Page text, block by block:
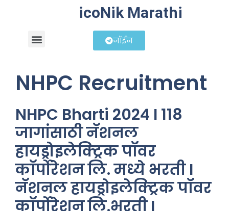
icoNik Marathi
जॉईन
NHPC Recruitment
NHPC Bharti 2024 I 118
जागांसाठी नॅशनल
हायड्रोइलेक्ट्रिक पॉवर
कॉर्पोरेशन लि. मध्ये भरती I
नॅशनल हायड्रोइलेक्ट्रिक पॉवर
कॉर्पोरेशन लि.भरती I